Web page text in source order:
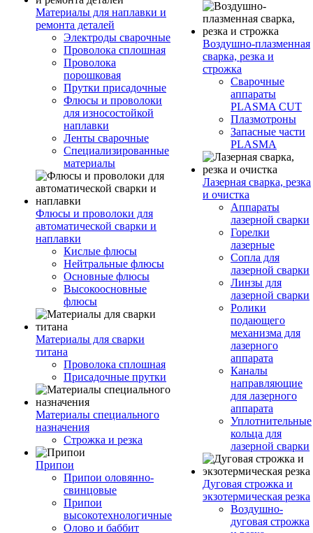
Материалы для наплавки и
ремонта деталей
Электроды сварочные
Проволока сплошная
Проволока
порошковая
Прутки присадочные
Флюсы и проволоки
для износостойкой
наплавки
Ленты сварочные
Специализированные
материалы
Флюсы и проволоки для
автоматической сварки и
наплавки
Кислые флюсы
Нейтральные флюсы
Основные флюсы
Высокоосновные
флюсы
Материалы для сварки
титана
Проволока сплошная
Присадочные прутки
Материалы специального
назначения
Строжка и резка
Припои
Припои оловянно-
свинцовые
Припои
высокотехнологичные
Олово и баббит
Воздушно-плазменная
сварка, резка и
строжка
Сварочные
аппараты
PLASMA CUT
Плазмотроны
Запасные части
PLASMA
Лазерная сварка, резка
и очистка
Аппараты
лазерной сварки
Горелки
лазерные
Сопла для
лазерной сварки
Линзы для
лазерной сварки
Ролики
подающего
механизма для
лазерного
аппарата
Каналы
направляющие
для лазерного
аппарата
Уплотнительные
кольца для
лазерной сварки
Дуговая строжка и
экзотермическая резка
Воздушно-
дуговая строжка